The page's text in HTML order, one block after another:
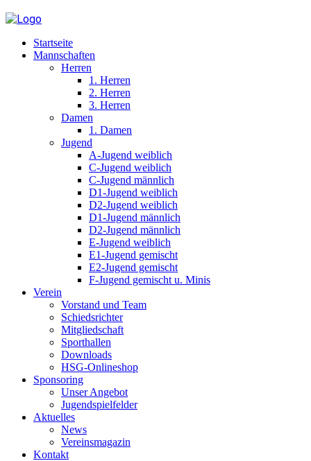
Startseite
Mannschaften
Herren
1. Herren
2. Herren
3. Herren
Damen
1. Damen
Jugend
A-Jugend weiblich
C-Jugend weiblich
C-Jugend männlich
D1-Jugend weiblich
D2-Jugend weiblich
D1-Jugend männlich
D2-Jugend männlich
E-Jugend weiblich
E1-Jugend gemischt
E2-Jugend gemischt
F-Jugend gemischt u. Minis
Verein
Vorstand und Team
Schiedsrichter
Mitgliedschaft
Sporthallen
Downloads
HSG-Onlineshop
Sponsoring
Unser Angebot
Jugendspielfelder
Aktuelles
News
Vereinsmagazin
Kontakt